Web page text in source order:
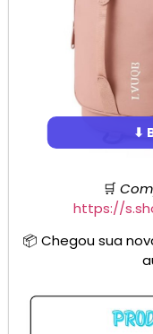
⬇
🛒
https://
📦 Chegou sua